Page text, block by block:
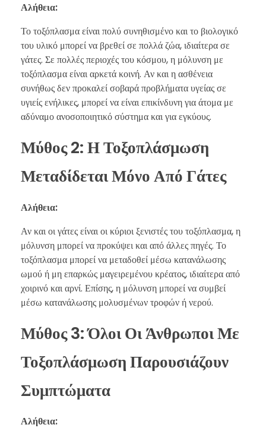
Αλήθεια:
Το τοξόπλασμα είναι πολύ συνηθισμένο και το βιολογικό
του υλικό μπορεί να βρεθεί σε πολλά ζώα, ιδιαίτερα σε
γάτες. Σε πολλές περιοχές του κόσμου, η μόλυνση με
τοξόπλασμα είναι αρκετά κοινή. Αν και η ασθένεια
συνήθως δεν προκαλεί σοβαρά προβλήματα υγείας σε
υγιείς ενήλικες, μπορεί να είναι επικίνδυνη για άτομα με
αδύναμο ανοσοποιητικό σύστημα και για εγκύους.
Μύθος 2: Η Τοξοπλάσμωση
Μεταδίδεται Μόνο Από Γάτες
Αλήθεια:
Αν και οι γάτες είναι οι κύριοι ξενιστές του τοξόπλασμα, η
μόλυνση μπορεί να προκύψει και από άλλες πηγές. Το
τοξόπλασμα μπορεί να μεταδοθεί μέσω κατανάλωσης
ωμού ή μη επαρκώς μαγειρεμένου κρέατος, ιδιαίτερα από
χοιρινό και αρνί. Επίσης, η μόλυνση μπορεί να συμβεί
μέσω κατανάλωσης μολυσμένων τροφών ή νερού.
Μύθος 3: Όλοι Οι Άνθρωποι Με
Τοξοπλάσμωση Παρουσιάζουν
Συμπτώματα
Αλήθεια: